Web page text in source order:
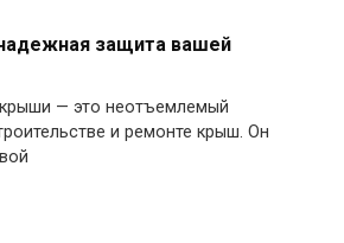
защита вашей
— это неотъемлемый
и ремонте крыш. Он